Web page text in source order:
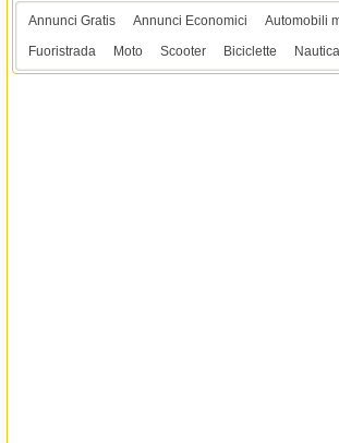
Annunci Gratis Annunci Economici Automobili
Fuoristrada
Moto Scooter Biciclette Nautica